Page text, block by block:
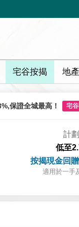
宅谷按揭 地
保證全城最高！ 宅
計
低至
按揭現金回
適用於一手